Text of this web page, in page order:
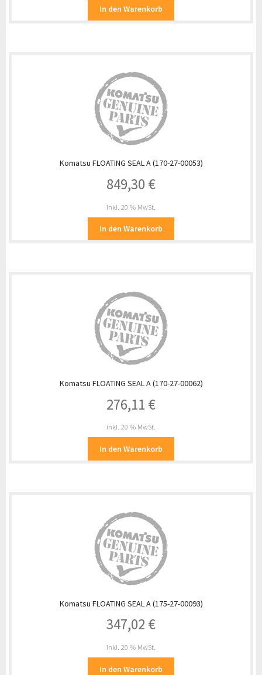
In den Warenkorb
Komatsu FLOATING SEAL A (170-27-00053)
849,30 €
inkl. 20 % MwSt.
In den Warenkorb
Komatsu FLOATING SEAL A (170-27-00062)
276,11 €
inkl. 20 % MwSt.
In den Warenkorb
Komatsu FLOATING SEAL A (175-27-00093)
347,02 €
inkl. 20 % MwSt.
In den Warenkorb